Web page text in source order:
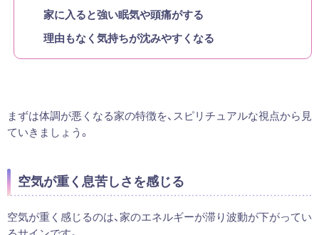
家に入ると強い眠気や頭痛がする
理由もなく気持ちが沈みやすくなる
まずは体調が悪くなる家の特徴を、スピリチュアルな視点から見
ていきましょう。
空気が重く息苦しさを感じる
空気が重く感じるのは、家のエネルギーが滞り波動が下がってい